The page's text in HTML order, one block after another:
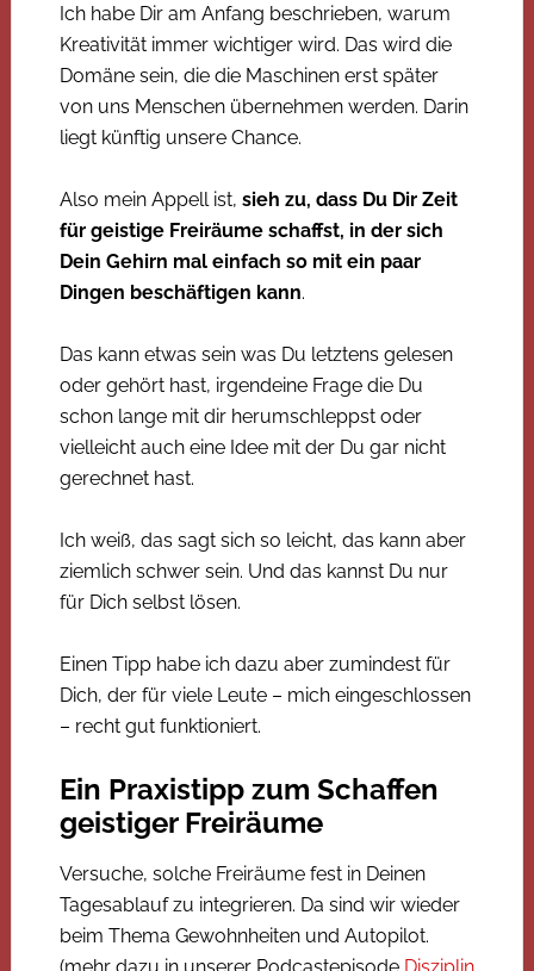
Ich habe Dir am Anfang beschrieben, warum
Kreativität immer wichtiger wird. Das wird die
Domäne sein, die die Maschinen erst später
von uns Menschen übernehmen werden. Darin
liegt künftig unsere Chance.
Also mein Appell ist, sieh zu, dass Du Dir Zeit
für geistige Freiräume schaffst, in der sich
Dein Gehirn mal einfach so mit ein paar
Dingen beschäftigen kann.
Das kann etwas sein was Du letztens gelesen
oder gehört hast, irgendeine Frage die Du
schon lange mit dir herumschleppst oder
vielleicht auch eine Idee mit der Du gar nicht
gerechnet hast.
Ich weiß, das sagt sich so leicht, das kann aber
ziemlich schwer sein. Und das kannst Du nur
für Dich selbst lösen.
Einen Tipp habe ich dazu aber zumindest für
Dich, der für viele Leute – mich eingeschlossen
– recht gut funktioniert.
Ein Praxistipp zum Schaffen
geistiger Freiräume
Versuche, solche Freiräume fest in Deinen
Tagesablauf zu integrieren. Da sind wir wieder
beim Thema Gewohnheiten und Autopilot.